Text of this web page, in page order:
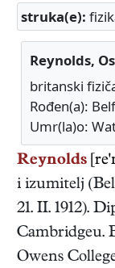
struka(e):
Reynolds,
britanski
Rođen(a):
Umr(la)o:
Reynolds
i izumitelj (
21. II. 1912).
Cambridgeu.
Owens